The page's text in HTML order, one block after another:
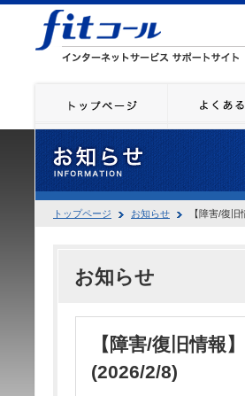
トップページ お知らせ 【障害/復
お知らせ
【障害/復旧情報
(2026/2/8)